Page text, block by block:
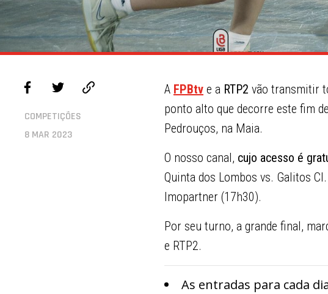
COMPETIÇÕES
8 MAR 2023
A FPBtv e a RTP2 vão transmitir
ponto alto que decorre este fim
Pedrouços, na Maia.
O nosso canal, cujo acesso é
Quinta dos Lombos vs. Galitos
Imopartner (17h30).
Por seu turno, a grande final,
e RTP2.
As entradas para cada